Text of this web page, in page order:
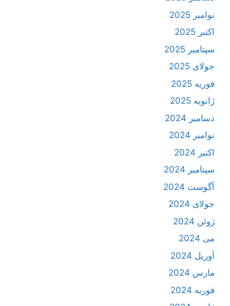
نوامبر 2025
اکتبر 2025
سپتامبر 2025
جولای 2025
فوریه 2025
ژانویه 2025
دسامبر 2024
نوامبر 2024
اکتبر 2024
سپتامبر 2024
آگوست 2024
جولای 2024
ژوئن 2024
می 2024
آوریل 2024
مارس 2024
فوریه 2024